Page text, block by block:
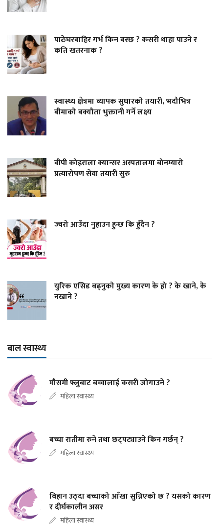
पाठेघरबाहिर गर्भ किन बस्छ ? कसरी थाहा पाउने र
कति खतरनाक ?
स्वास्थ्य क्षेत्रमा व्यापक सुधारको तयारी, भदौभित्र
बीमाको बक्यौता भुक्तानी गर्ने लक्ष्य
बीपी कोइराला क्यान्सर अस्पतालमा बोनम्यारो
प्रत्यारोपण सेवा तयारी सुरु
ज्वरो आउँदा नुहाउन हुन्छ कि हुँदैन ?
युरिक एसिड बढ्नुको मुख्य कारण के हो ? के खाने, के
नखाने ?
बाल स्वास्थ्य
मौसमी फ्लुबाट बच्चालाई कसरी जोगाउने ?
महिला स्वास्थ्य
बच्चा रातीमा रुने तथा छट्पट्याउने किन गर्छन् ?
महिला स्वास्थ्य
बिहान उठ्दा बच्चाको आँखा सुन्निएको छ ? यसको कारण
र दीर्घकालीन असर
महिला स्वास्थ्य